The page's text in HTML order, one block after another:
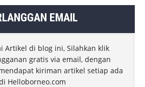
EMAIL
Artikel di blog ini, Silahkan klik
gratis via email, dengan
kiriman artikel setiap ada
Helloborneo.com